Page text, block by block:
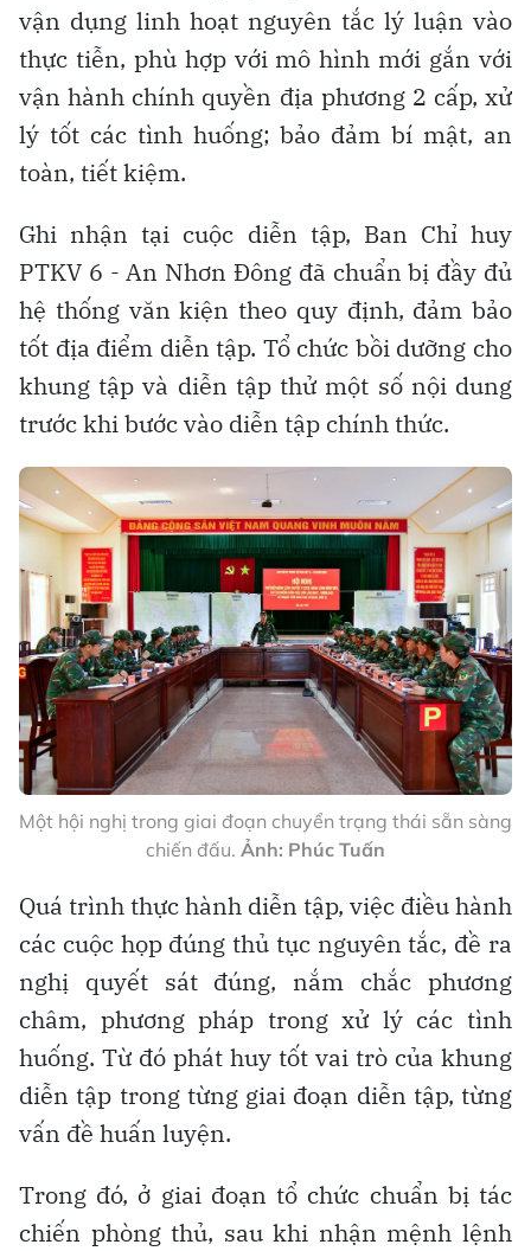
vận dụng linh hoạt nguyên tắc lý luận vào
thực tiễn, phù hợp với mô hình mới gắn với
vận hành chính quyền địa phương 2 cấp, xử
lý tốt các tình huống; bảo đảm bí mật, an
toàn, tiết kiệm.
Ghi nhận tại cuộc diễn tập, Ban Chỉ huy
PTKV 6 - An Nhơn Đông đã chuẩn bị đầy đủ
hệ thống văn kiện theo quy định, đảm bảo
tốt địa điểm diễn tập. Tổ chức bồi dưỡng cho
khung tập và diễn tập thử một số nội dung
trước khi bước vào diễn tập chính thức.
Một hội nghị trong giai đoạn chuyển trạng thái sẵn sàng
chiến đấu. Ảnh: Phúc Tuấn
Quá trình thực hành diễn tập, việc điều hành
các cuộc họp đúng thủ tục nguyên tắc, đề ra
nghị quyết sát đúng, nắm chắc phương
châm, phương pháp trong xử lý các tình
huống. Từ đó phát huy tốt vai trò của khung
diễn tập trong từng giai đoạn diễn tập, từng
vấn đề huấn luyện.
Trong đó, ở giai đoạn tổ chức chuẩn bị tác
chiến phòng thủ, sau khi nhận mệnh lệnh